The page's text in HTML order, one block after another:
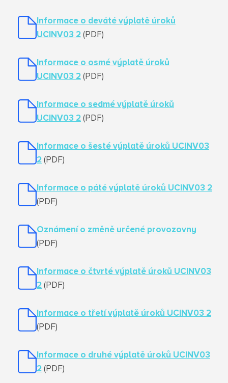
Informace o deváté výplatě úroků
UCINV03 2 (PDF)
Informace o osmé výplatě úroků
UCINV03 2 (PDF)
Informace o sedmé výplatě úroků
UCINV03 2 (PDF)
Informace o šesté výplatě úroků UCINV03
2 (PDF)
Informace o páté výplatě úroků UCINV03 2
(PDF)
Oznámení o změně určené provozovny
(PDF)
Informace o čtvrté výplatě úroků UCINV03
2 (PDF)
Informace o třetí výplatě úroků UCINV03 2
(PDF)
Informace o druhé výplatě úroků UCINV03
2 (PDF)